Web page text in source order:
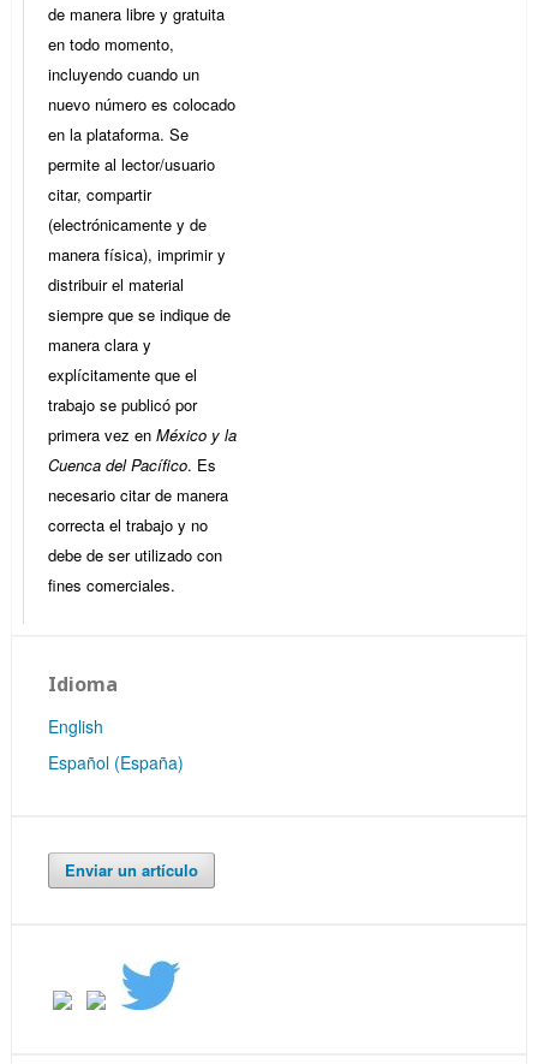
de manera libre y gratuita
en todo momento,
incluyendo cuando un
nuevo número es colocado
en la plataforma. Se
permite al lector/usuario
citar, compartir
(electrónicamente y de
manera física), imprimir y
distribuir el material
siempre que se indique de
manera clara y
explícitamente que el
trabajo se publicó por
primera vez en México y la
Cuenca del Pacífico. Es
necesario citar de manera
correcta el trabajo y no
debe de ser utilizado con
fines comerciales.
Idioma
English
Español (España)
Enviar un artículo